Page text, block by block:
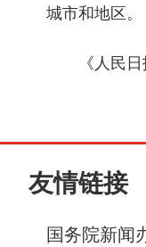
城市和地区。
《人民日报
友情链接
国务院新闻